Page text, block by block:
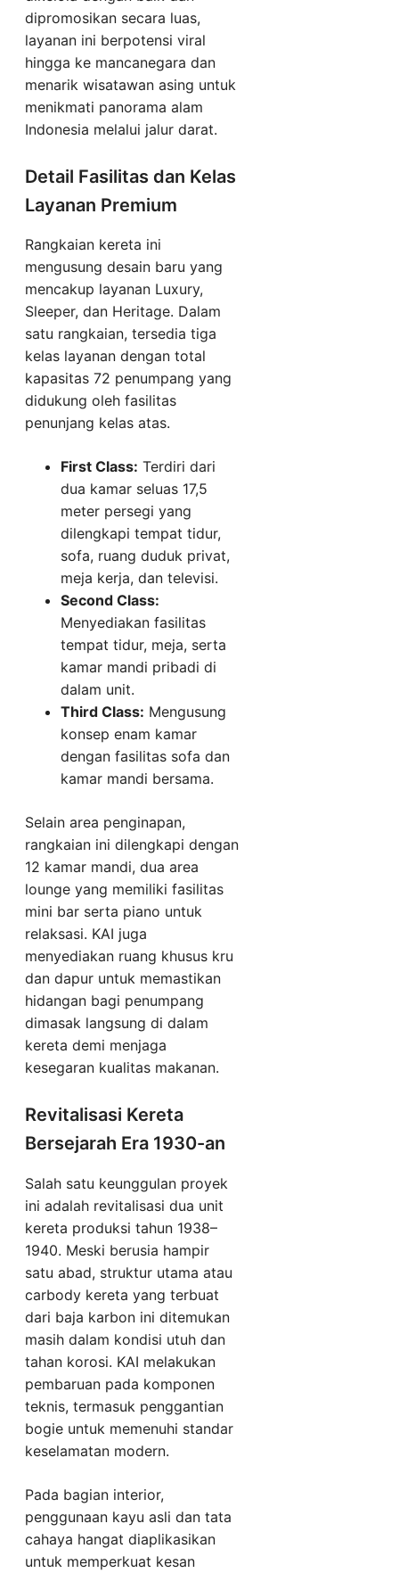
dipromosikan secara luas,
layanan ini berpotensi viral
hingga ke mancanegara dan
menarik wisatawan asing untuk
menikmati panorama alam
Indonesia melalui jalur darat.
Detail Fasilitas dan Kelas
Layanan Premium
Rangkaian kereta ini
mengusung desain baru yang
mencakup layanan Luxury,
Sleeper, dan Heritage. Dalam
satu rangkaian, tersedia tiga
kelas layanan dengan total
kapasitas 72 penumpang yang
didukung oleh fasilitas
penunjang kelas atas.
First Class: Terdiri dari
dua kamar seluas 17,5
meter persegi yang
dilengkapi tempat tidur,
sofa, ruang duduk privat,
meja kerja, dan televisi.
Second Class:
Menyediakan fasilitas
tempat tidur, meja, serta
kamar mandi pribadi di
dalam unit.
Third Class: Mengusung
konsep enam kamar
dengan fasilitas sofa dan
kamar mandi bersama.
Selain area penginapan,
rangkaian ini dilengkapi dengan
12 kamar mandi, dua area
lounge yang memiliki fasilitas
mini bar serta piano untuk
relaksasi. KAI juga
menyediakan ruang khusus kru
dan dapur untuk memastikan
hidangan bagi penumpang
dimasak langsung di dalam
kereta demi menjaga
kesegaran kualitas makanan.
Revitalisasi Kereta
Bersejarah Era 1930-an
Salah satu keunggulan proyek
ini adalah revitalisasi dua unit
kereta produksi tahun 1938–
1940. Meski berusia hampir
satu abad, struktur utama atau
carbody kereta yang terbuat
dari baja karbon ini ditemukan
masih dalam kondisi utuh dan
tahan korosi. KAI melakukan
pembaruan pada komponen
teknis, termasuk penggantian
bogie untuk memenuhi standar
keselamatan modern.
Pada bagian interior,
penggunaan kayu asli dan tata
cahaya hangat diaplikasikan
untuk memperkuat kesan